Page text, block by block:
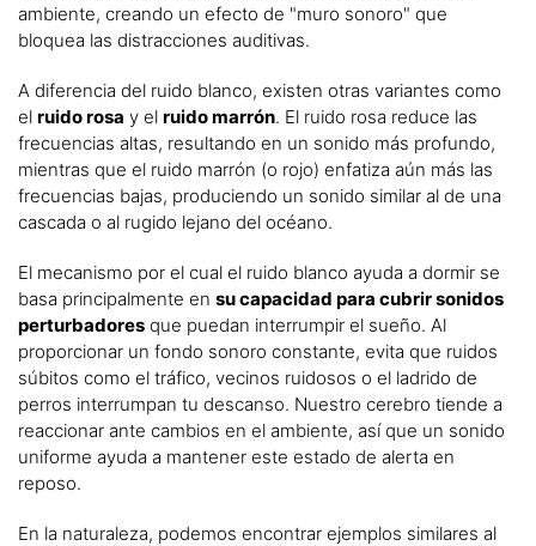
ambiente, creando un efecto de "muro sonoro" que
bloquea las distracciones auditivas.
A diferencia del ruido blanco, existen otras variantes como
el ruido rosa y el ruido marrón. El ruido rosa reduce las
frecuencias altas, resultando en un sonido más profundo,
mientras que el ruido marrón (o rojo) enfatiza aún más las
frecuencias bajas, produciendo un sonido similar al de una
cascada o al rugido lejano del océano.
El mecanismo por el cual el ruido blanco ayuda a dormir se
basa principalmente en su capacidad para cubrir sonidos
perturbadores que puedan interrumpir el sueño. Al
proporcionar un fondo sonoro constante, evita que ruidos
súbitos como el tráfico, vecinos ruidosos o el ladrido de
perros interrumpan tu descanso. Nuestro cerebro tiende a
reaccionar ante cambios en el ambiente, así que un sonido
uniforme ayuda a mantener este estado de alerta en
reposo.
En la naturaleza, podemos encontrar ejemplos similares al